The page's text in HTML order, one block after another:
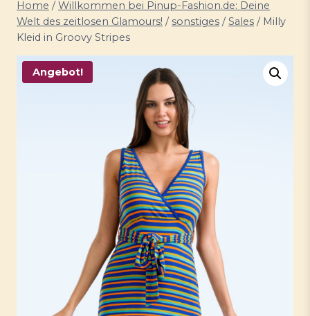
Home / Willkommen bei Pinup-Fashion.de: Deine
Welt des zeitlosen Glamours! / sonstiges / Sales / Milly
Kleid in Groovy Stripes
Angebot!